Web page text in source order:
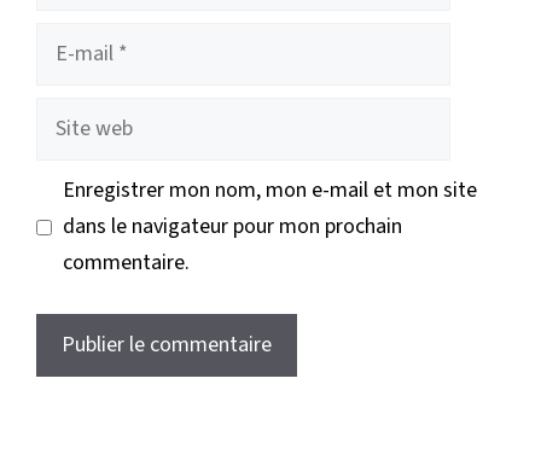
Site
Enregistrer mon nom, mon e-mail et mon site
dans le navigateur pour mon prochain
commentaire.